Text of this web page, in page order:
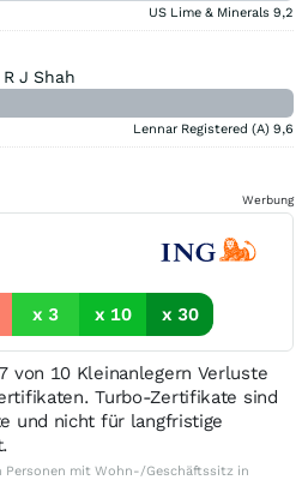
US Lime & Minerals 9,2
R J Shah
Lennar Registered (A) 9,6
Werbung
x 3 x 10 x 30
von 10 Kleinanlegern Verluste
Turbo-Zertifikate sind
und nicht für langfristige
Personen mit Wohn-/Geschäftssitz in